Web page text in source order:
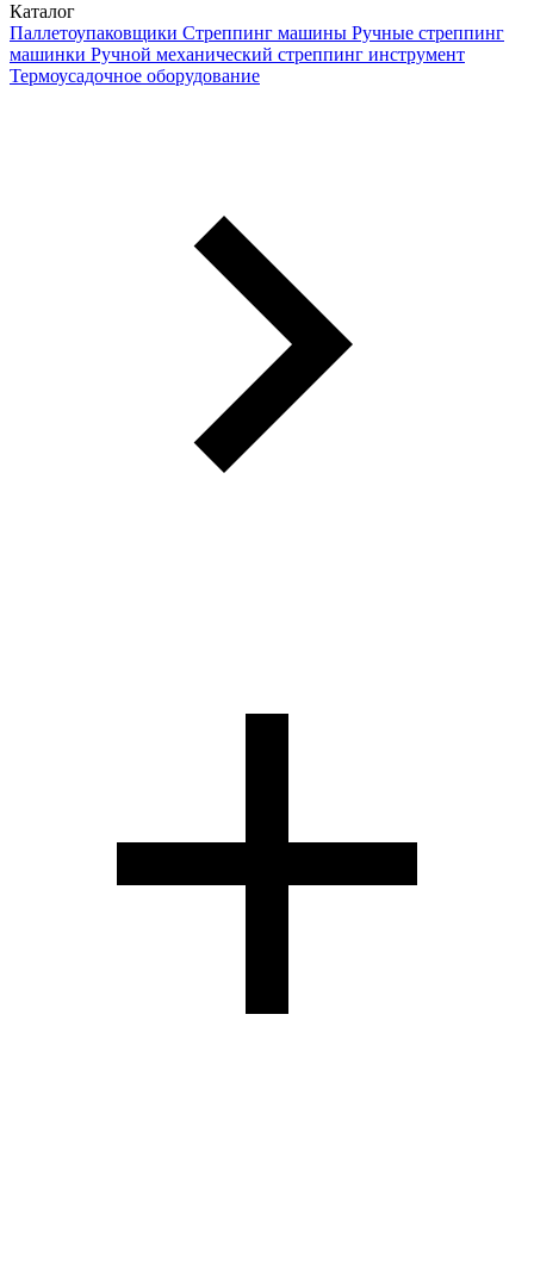
Каталог
Паллетоупаковщики Стреппинг машины Ручные стреппинг
машинки Ручной механический стреппинг инструмент
Термоусадочное оборудование